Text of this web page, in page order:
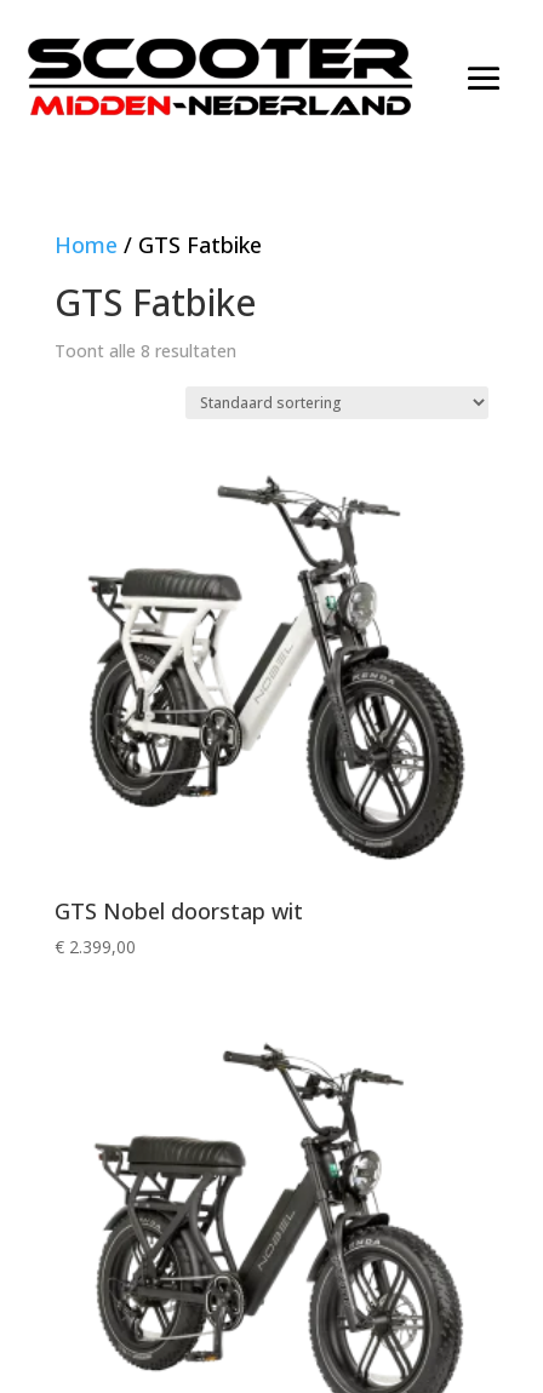
Home / GTS Fatbike
GTS Fatbike
Toont alle 8 resultaten
GTS Nobel doorstap wit
€2.399,00